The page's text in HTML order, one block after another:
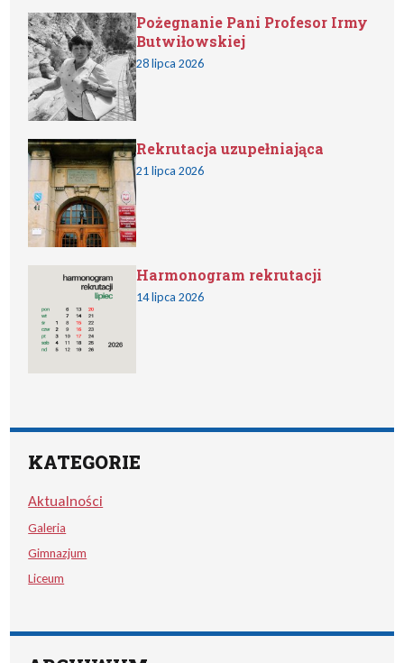
Pożegnanie Pani Profesor Irmy
Butwiłowskiej
28 lipca 2026
Rekrutacja uzupełniająca
21 lipca 2026
Harmonogram rekrutacji
14 lipca 2026
KATEGORIE
Aktualności
Galeria
Gimnazjum
Liceum